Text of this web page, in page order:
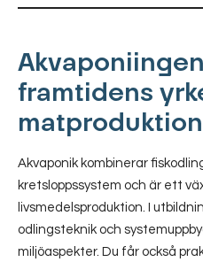
framtidens
matproduktion
Akvaponik kombinerar
kretsloppssystem och är ett
livsmedelsproduktion. I
odlingsteknik och
miljöaspekter. Du får också